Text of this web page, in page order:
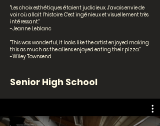
"Les choix esthétiques étaient judicieux. J'avais envie de
voir où allait l'histoire. C'est ingénieux et visuellement très
intéressant."
-Jeanne Leblanc
"This was wonderful, it looks like the artist enjoyed making
this as much as the aliens enjoyed eating their pizza."
-Wiley Townsend
Senior High School